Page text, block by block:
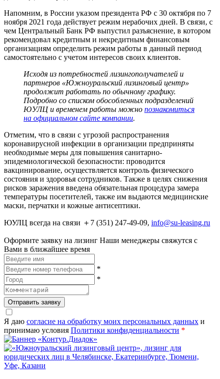
Напомним, в России указом президента РФ с 30 октября по 7
ноября 2021 года действует режим нерабочих дней. В связи, с
чем Центральный Банк РФ выпустил разъяснение, в котором
рекомендовал кредитным и некредитным финансовым
организациям определить режим работы в данный период
самостоятельно с учетом интересов своих клиентов.
Исходя из потребностей лизингополучателей и
партнеров «Южноуральский лизинговый центр»
продолжит работать по обычному графику.
Подробно со списком обособленных подразделений
ЮУЛЦ и временем работы можно познакомиться
на официальном сайте компании.
Отметим, что в связи с угрозой распространения
коронавирусной инфекции в организации предприняты
необходимые меры для повышения санитарно-
эпидемиологической безопасности: проводится
вакцинирование, осуществляется контроль физического
состояния и здоровья сотрудников. Также в целях снижения
рисков заражения введена обязательная процедура замера
температуры посетителей, также им выдаются медицинские
маски, перчатки и кожные антисептики.
ЮУЛЦ всегда на связи ＋7 (351) 247-49-09, info@su-leasing.ru
Оформите заявку на лизинг Наши менеджеры свяжутся с
Вами в ближайшее время
*
*
Отправить заявку
Я даю согласие на обработку моих персональных данных и
принимаю условия Политики конфиденциальности *